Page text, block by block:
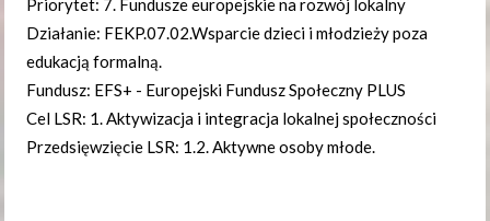
Priorytet: 7. Fundusze europejskie na rozwój lokalny
Działanie: FEKP.07.02.Wsparcie dzieci i młodzieży poza
edukacją formalną.
Fundusz: EFS+ - Europejski Fundusz Społeczny PLUS
Cel LSR: 1. Aktywizacja i integracja lokalnej społeczności
Przedsięwzięcie LSR: 1.2. Aktywne osoby młode.